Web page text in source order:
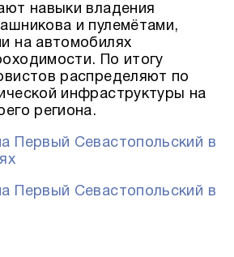
навыки владения
и пулемётами,
на автомобилях
По итогу
распределяют по
инфраструктуры на
региона.
Первый Севастопольский в
Первый Севастопольский в